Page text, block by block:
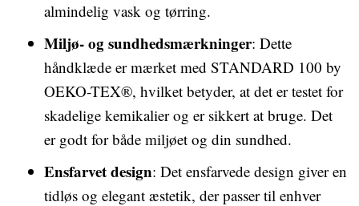
almindelig vask og tørring.
Miljø- og sundhedsmærkninger: Dette
håndklæde er mærket med STANDARD 100 by
OEKO-TEX®, hvilket betyder, at det er testet for
skadelige kemikalier og er sikkert at bruge. Det
er godt for både miljøet og din sundhed.
Ensfarvet design: Det ensfarvede design giver en
tidløs og elegant æstetik, der passer til enhver